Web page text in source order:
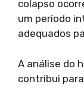
colapso
um período
adequados
A análise do
contribui